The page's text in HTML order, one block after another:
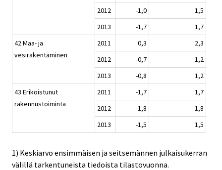
2012
-1,0
1,5
2013
-1,7
1,7
42 Maa- ja
vesirakentaminen
2011 0,3
2,3
2012
-0,7
1,2
2013
-0,8
1,2
43 Erikoistunut
rakennustoiminta
2011 -1,7
1,7
2012
-1,8
1,8
2013
-1,5 1,5
1) Keskiarvo ensimmäisen ja seitsemännen julkaisukerran
välillä tarkentuneista tiedoista tilastovuonna.